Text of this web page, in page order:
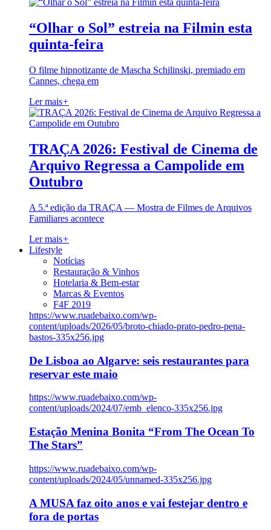
“Olhar o Sol” estreia na Filmin esta
quinta-feira
O filme hipnotizante de Mascha Schilinski, premiado em
Cannes, chega em
Ler mais+
TRAÇA 2026: Festival de Cinema de
Arquivo Regressa a Campolide em
Outubro
A 5.ª edição da TRAÇA — Mostra de Filmes de Arquivos
Familiares acontece
Ler mais+
Lifestyle
Notícias
Restauração & Vinhos
Hotelaria & Bem-estar
Marcas & Eventos
F4F 2019
https://www.ruadebaixo.com/wp-
content/uploads/2026/05/broto-chiado-prato-pedro-pena-
bastos-335x256.jpg
De Lisboa ao Algarve: seis restaurantes para
reservar este maio
https://www.ruadebaixo.com/wp-
content/uploads/2024/07/emb_elenco-335x256.jpg
Estação Menina Bonita “From The Ocean To
The Stars”
https://www.ruadebaixo.com/wp-
content/uploads/2024/05/unnamed-335x256.jpg
A MUSA faz oito anos e vai festejar dentro e
fora de portas